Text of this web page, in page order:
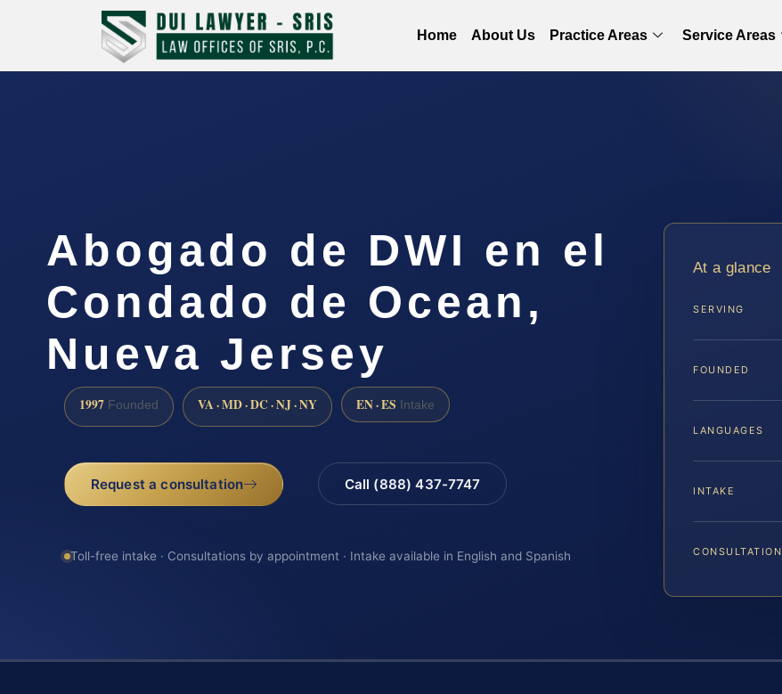
Home About Us Practice Areas Service Areas
Abogado de DWI en el
Condado de Ocean,
Nueva Jersey
1997 Founded VA · MD · DC · NJ · NY EN · ES Intake
Request a consultation Call (888) 437-7747
Toll-free intake · Consultations by appointment · Intake available in English and Spanish
At a glance
SERVING
FOUNDED
LANGUAGES
INTAKE
CONSULTATION